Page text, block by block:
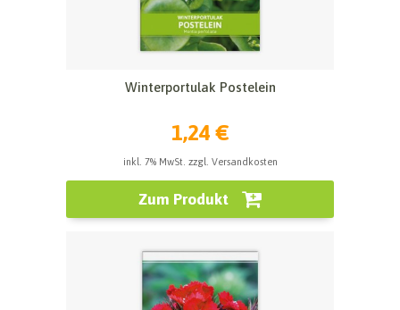
Winterportulak Postelein
1,24 €
inkl. 7% MwSt. zzgl. Versandkosten
Zum Produkt